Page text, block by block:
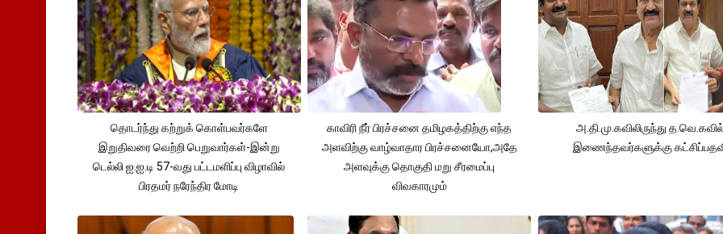
தொடர்ந்து கற்றுக் கொள்பவர்களே
இறுதிவரை வெற்றி பெறுவார்கள்-இன்று
டெல்லி ஐ.ஐ.டி 57-வது பட்டமளிப்பு விழாவில்
பிரதமர் நரேந்திர மோடி
காவிரி நீர் பிரச்சனை தமிழகத்திற்கு எந்த
அளவிற்கு வாழ்வாதார பிரச்சனையோ,அதே
அளவுக்கு தொகுதி மறு சீரமைப்பு
விவகாரமும்
அ.தி.மு.கவிலிருந்து
இணைந்தவர்களுக்கு